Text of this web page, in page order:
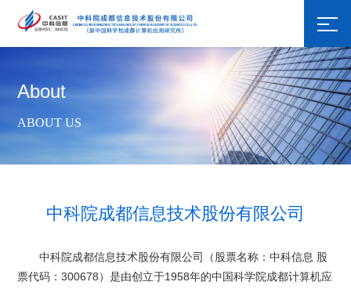
About
ABOUT US
中科院成都信息技术股份有限公司
中科院成都信息技术股份有限公司（股票名称：中科信息 股
票代码：300678）是由创立于1958年的中国科学院成都计算机应